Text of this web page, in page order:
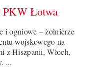
Łotwa
i ogniowe – żołnierze
wojskowego na
z Hiszpanii, Włoch,
...